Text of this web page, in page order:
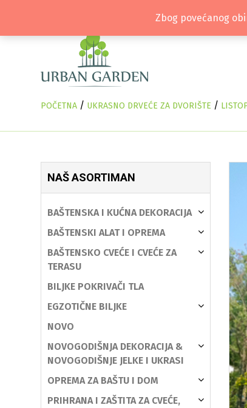
POČETNA / UKRASNO DRVEĆE ZA DVORIŠTE /
NAŠ ASORTIMAN
BAŠTENSKA I KUĆNA DEKORACIJA
BAŠTENSKI ALAT I OPREMA
BAŠTENSKO CVEĆE I CVEĆE ZA
TERASU
BILJKE POKRIVAČI TLA
EGZOTIČNE BILJKE
NOVO
NOVOGODIŠNJA DEKORACIJA &
NOVOGODIŠNJE JELKE I UKRASI
OPREMA ZA BAŠTU I DOM
PRIHRANA I ZAŠTITA ZA CVEĆE,
Zbog povećanog